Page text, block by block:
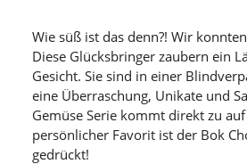
Wie süß ist das denn?! Wir
Diese Glücksbringer zaubern ein
Gesicht. Sie sind in einer
eine Überraschung, Unikate und
Gemüse Serie kommt direkt zu
persönlicher Favorit ist der Bok
gedrückt!